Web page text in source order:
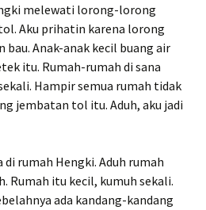
melewati lorong-lorong
Aku prihatin karena lorong
Anak-anak kecil buang air
itu. Rumah-rumah di sana
Hampir semua rumah tidak
jembatan tol itu. Aduh, aku jadi
rumah Hengki. Aduh rumah
Rumah itu kecil, kumuh sekali.
ada kandang-kandang